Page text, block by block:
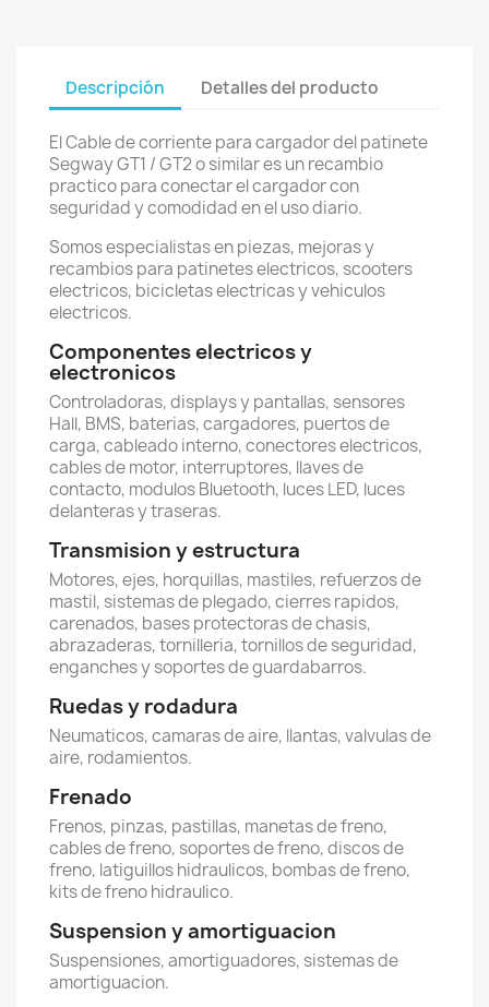
Descripción Detalles del producto
El Cable de corriente para cargador del patinete
Segway GT1 / GT2 o similar es un recambio
practico para conectar el cargador con
seguridad y comodidad en el uso diario.
Somos especialistas en piezas, mejoras y
recambios para patinetes electricos, scooters
electricos, bicicletas electricas y vehiculos
electricos.
Componentes electricos y
electronicos
Controladoras, displays y pantallas, sensores
Hall, BMS, baterias, cargadores, puertos de
carga, cableado interno, conectores electricos,
cables de motor, interruptores, llaves de
contacto, modulos Bluetooth, luces LED, luces
delanteras y traseras.
Transmision y estructura
Motores, ejes, horquillas, mastiles, refuerzos de
mastil, sistemas de plegado, cierres rapidos,
carenados, bases protectoras de chasis,
abrazaderas, tornilleria, tornillos de seguridad,
enganches y soportes de guardabarros.
Ruedas y rodadura
Neumaticos, camaras de aire, llantas, valvulas de
aire, rodamientos.
Frenado
Frenos, pinzas, pastillas, manetas de freno,
cables de freno, soportes de freno, discos de
freno, latiguillos hidraulicos, bombas de freno,
kits de freno hidraulico.
Suspension y amortiguacion
Suspensiones, amortiguadores, sistemas de
amortiguacion.